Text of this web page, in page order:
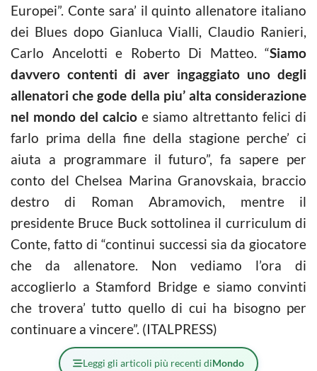
Europei”. Conte sara’ il quinto allenatore italiano
dei Blues dopo Gianluca Vialli, Claudio Ranieri,
Carlo Ancelotti e Roberto Di Matteo. “Siamo
davvero contenti di aver ingaggiato uno degli
allenatori che gode della piu’ alta considerazione
nel mondo del calcio e siamo altrettanto felici di
farlo prima della fine della stagione perche’ ci
aiuta a programmare il futuro”, fa sapere per
conto del Chelsea Marina Granovskaia, braccio
destro di Roman Abramovich, mentre il
presidente Bruce Buck sottolinea il curriculum di
Conte, fatto di “continui successi sia da giocatore
che da allenatore. Non vediamo l’ora di
accoglierlo a Stamford Bridge e siamo convinti
che trovera’ tutto quello di cui ha bisogno per
continuare a vincere”. (ITALPRESS)
Leggi gli articoli più recenti diMondo